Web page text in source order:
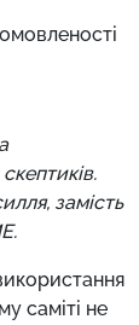
замість
саміті не